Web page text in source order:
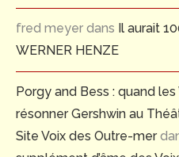
fred meyer dans Il aurait
WERNER HENZE
Porgy and Bess : quand
résonner Gershwin au
Site Voix des Outre-mer